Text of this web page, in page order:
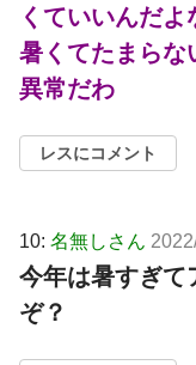
くていいんだよ
暑くてたまらな
異常だわ
レスにコメント
10: 名無しさん
今年は暑すぎて
ぞ？